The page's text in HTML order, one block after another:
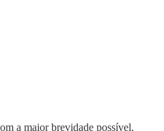
a maior brevidade possível.